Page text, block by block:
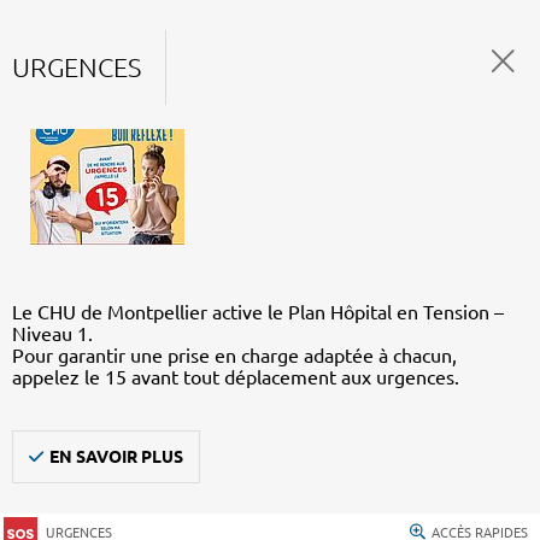
URGENCES
Le CHU de Montpellier active le Plan Hôpital en Tension –
Niveau 1.
Pour garantir une prise en charge adaptée à chacun,
appelez le 15 avant tout déplacement aux urgences.
EN SAVOIR PLUS
URGENCES ACCÈS RAPIDES